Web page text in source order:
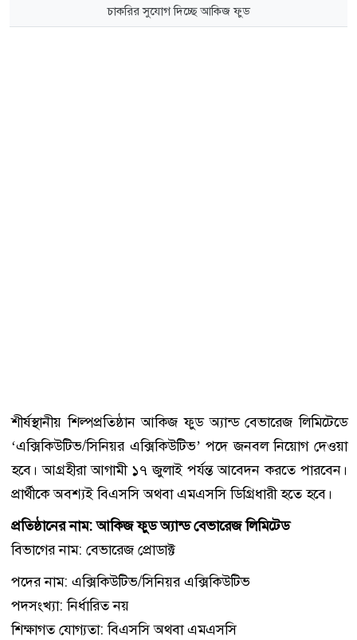
চাকরির সুযোগ দিচ্ছে আকিজ ফুড
শীর্ষস্থানীয় শিল্পপ্রতিষ্ঠান আকিজ ফুড অ্যান্ড বেভারেজ লিমিটেডে
‘এক্সিকিউটিভ/সিনিয়র এক্সিকিউটিভ’ পদে জনবল নিয়োগ দেওয়া
হবে। আগ্রহীরা আগামী ১৭ জুলাই পর্যন্ত আবেদন করতে পারবেন।
প্রার্থীকে অবশ্যই বিএসসি অথবা এমএসসি ডিগ্রিধারী হতে হবে।
প্রতিষ্ঠানের নাম: আকিজ ফুড অ্যান্ড বেভারেজ লিমিটেড
বিভাগের নাম: বেভারেজ প্রোডাক্ট
পদের নাম: এক্সিকিউটিভ/সিনিয়র এক্সিকিউটিভ
পদসংখ্যা: নির্ধারিত নয়
শিক্ষাগত যোগ্যতা: বিএসসি অথবা এমএসসি